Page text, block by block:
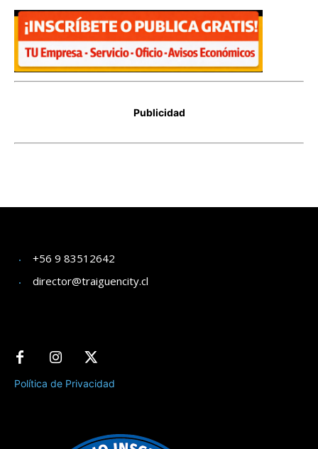
+56 9 83512642
director@traiguencity.cl
Política de Privacidad